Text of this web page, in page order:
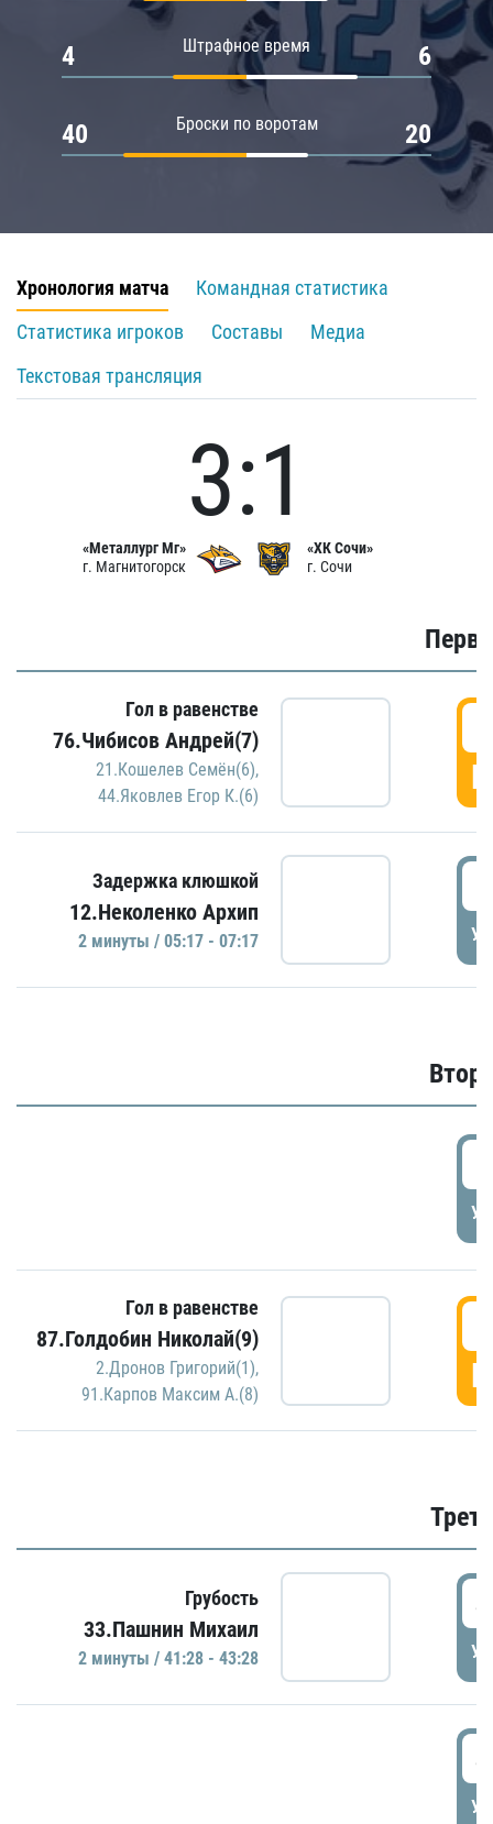
Штрафное время
4 6
Броски по воротам
40 20
Хронология матча
Командная статистика
Статистика игроков
Составы
Медиа
Текстовая трансляция
«Металлург Мг»
г. Магнитогорск
3:1
«ХК Сочи»
г. Сочи
Гол в равенстве
76.Чибисов Андрей(7)
21.Кошелев Семён(6),
44.Яковлев Егор К.(6)
Задержка клюшкой
12.Неколенко Архип
2 минуты / 05:17 - 07:17
Гол в равенстве
87.Голдобин Николай(9)
2.Дронов Григорий(1),
91.Карпов Максим А.(8)
Грубость
33.Пашнин Михаил
2 минуты / 41:28 - 43:28